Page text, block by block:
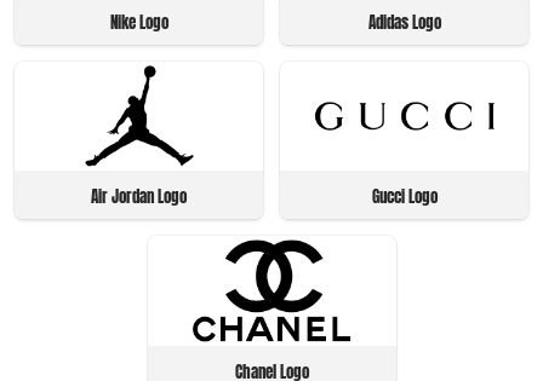
Nike Logo Adidas Logo
Air Jordan Logo Gucci Logo
Chanel Logo